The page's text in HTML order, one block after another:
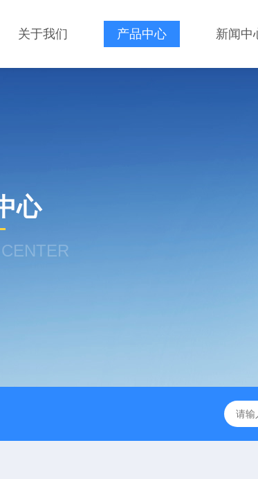
关于我们 产品中心 新闻中
心
H玻璃瓶耐热冲击检测仪 赛成仪器 密封测漏